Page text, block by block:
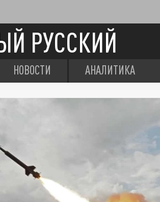
РУССКИЙ
НОВОСТИ АНАЛИТИКА